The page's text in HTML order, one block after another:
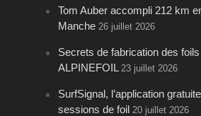
Tom Auber accompli 212 km
Manche 26 juillet 2026
Secrets de fabrication des
ALPINEFOIL 23 juillet 2026
SurfSignal, l’application
sessions de foil 20 juillet 2026